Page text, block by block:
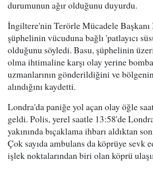
durumunun ağır olduğunu duyurdu.
İngiltere'nin Terörle Mücadele
şüphelinin vücuduna bağlı 'patlayıcı
olduğunu söyledi. Basu, şüphelinin
olma ihtimaline karşı olay yerine
uzmanlarının gönderildiğini ve
alındığını kaydetti.
Londra'da paniğe yol açan olay öğle
geldi. Polis, yerel saatle 13:58'de
yakınında bıçaklama ihbarı aldıktan
Çok sayıda ambulans da köprüye sevk
işlek noktalarından biri olan köprü